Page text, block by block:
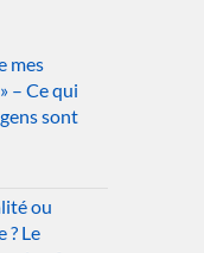
mes
– Ce qui
sont
ou
? Le